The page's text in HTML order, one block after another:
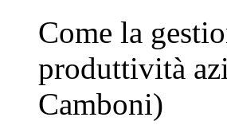
Come la
produttività
Camboni)